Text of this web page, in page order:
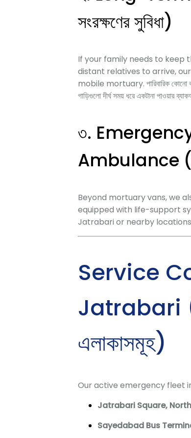
সংরক্ষণের সুবিধা)
If your family needs to keep
distant relatives to arrive,
mobile mortuary. পারিবারিক কোনো
গাড়িগুলো দীর্ঘ সময় ধরে একটানা পাওয়ার
৩.
Ambulance
Beyond mortuary vans, we
equipped with life-support
Jatrabari or nearby
Service
Jatrabari
এলাকাসমূহ)
Our active emergency fleet
Jatrabari Square,
Sayedabad Bus